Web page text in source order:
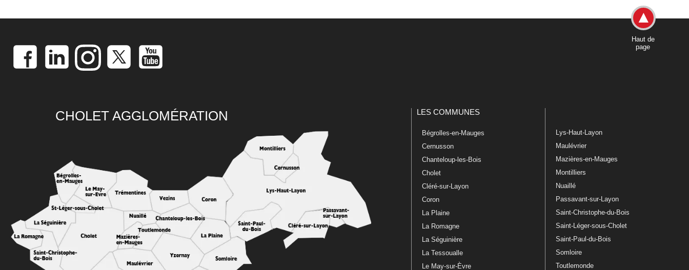
Haut de
page
CHOLET AGGLOMÉRATION LES COMMUNES
Bégrolles-en-Mauges
Cernusson
Chanteloup-les-Bois
Cholet
Cléré-sur-Layon
Coron
La Plaine
La Romagne
La Séguinière
La Tessoualle
Le May-sur-Èvre
Lys-Haut-Layon
Maulévrier
Mazières-en-Mauges
Montilliers
Nuaillé
Passavant-sur-Layon
Saint-Christophe-du-Bois
Saint-Léger-sous-Cholet
Saint-Paul-du-Bois
Somloire
Toutlemonde